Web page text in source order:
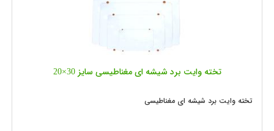
تخته وایت برد شیشه‌ ای مغناطیسی سایز 30×20
تخته وایت برد شیشه ای مغناطیسی